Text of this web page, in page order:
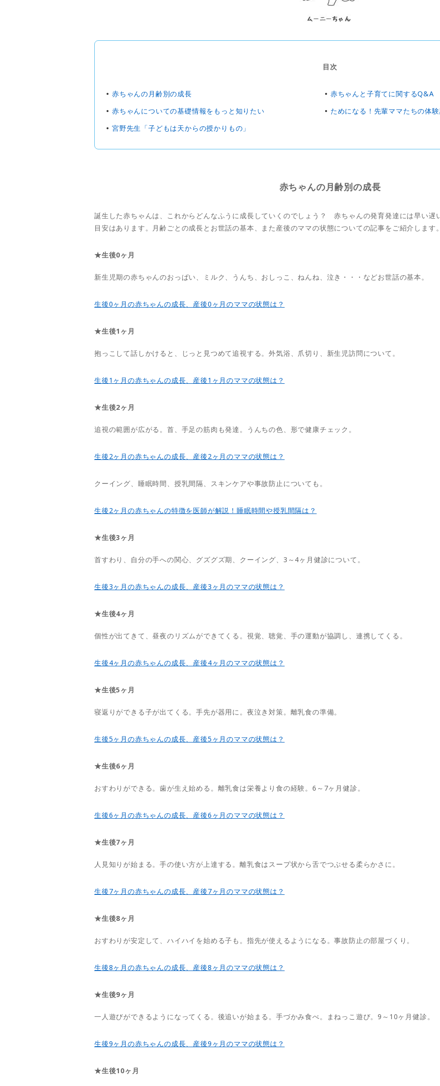
目次
赤ちゃんの月齢別の成長
赤ちゃんと子育てに関するQ&A
赤ちゃんについての基礎情報をもっと知りたい
ためになる！先輩ママたちの体
宮野先生「子どもは天からの授かりもの」
赤ちゃんの月齢別の成長
誕生した赤ちゃんは、これからどんなふうに成長していくのでしょう？ 赤ちゃんの発育発達には早い遅
目安はあります。月齢ごとの成長とお世話の基本、また産後のママの状態についての記事をご紹介します
★生後0ヶ月
新生児期の赤ちゃんのおっぱい、ミルク、うんち、おしっこ、ねんね、泣き・・・などお世話の基本。
生後0ヶ月の赤ちゃんの成長、産後0ヶ月のママの状態は？
★生後1ヶ月
抱っこして話しかけると、じっと見つめて追視する。外気浴、爪切り、新生児訪問について。
生後1ヶ月の赤ちゃんの成長、産後1ヶ月のママの状態は？
★生後2ヶ月
追視の範囲が広がる。首、手足の筋肉も発達。うんちの色、形で健康チェック。
生後2ヶ月の赤ちゃんの成長、産後2ヶ月のママの状態は？
クーイング、睡眠時間、授乳間隔、スキンケアや事故防止についても。
生後2ヶ月の赤ちゃんの特徴を医師が解説！睡眠時間や授乳間隔は？
★生後3ヶ月
首すわり、自分の手への関心、グズグズ期、クーイング、3～4ヶ月健診について。
生後3ヶ月の赤ちゃんの成長、産後3ヶ月のママの状態は？
★生後4ヶ月
個性が出てきて、昼夜のリズムができてくる。視覚、聴覚、手の運動が協調し、連携してくる。
生後4ヶ月の赤ちゃんの成長、産後4ヶ月のママの状態は？
★生後5ヶ月
寝返りができる子が出てくる。手先が器用に。夜泣き対策。離乳食の準備。
生後5ヶ月の赤ちゃんの成長、産後5ヶ月のママの状態は？
★生後6ヶ月
おすわりができる。歯が生え始める。離乳食は栄養より食の経験。6～7ヶ月健診。
生後6ヶ月の赤ちゃんの成長、産後6ヶ月のママの状態は？
★生後7ヶ月
人見知りが始まる。手の使い方が上達する。離乳食はスープ状から舌でつぶせる柔らかさに。
生後7ヶ月の赤ちゃんの成長、産後7ヶ月のママの状態は？
★生後8ヶ月
おすわりが安定して、ハイハイを始める子も。指先が使えるようになる。事故防止の部屋づくり。
生後8ヶ月の赤ちゃんの成長、産後8ヶ月のママの状態は？
★生後9ヶ月
一人遊びができるようになってくる。後追いが始まる。手づかみ食べ。まねっこ遊び。9～10ヶ月健診。
生後9ヶ月の赤ちゃんの成長、産後9ヶ月のママの状態は？
★生後10ヶ月